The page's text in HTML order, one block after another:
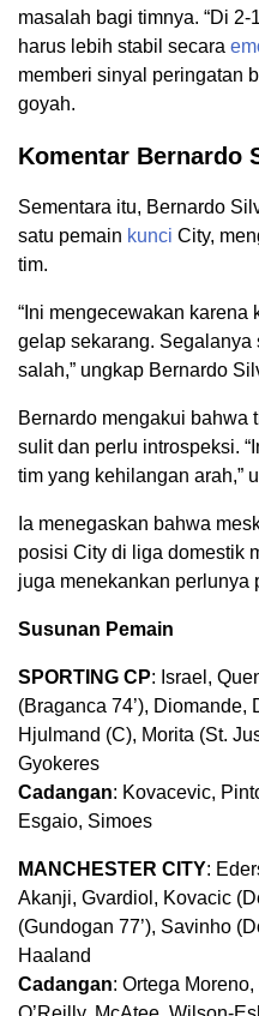
masalah bagi timnya. “Di
harus lebih stabil secara
memberi sinyal peringatan
goyah.
Komentar Bernardo
Sementara itu, Bernardo
satu pemain kunci City,
tim.
“Ini mengecewakan karena
gelap sekarang. Segalanya
salah,” ungkap Bernardo
Bernardo mengakui bahwa
sulit dan perlu introspeksi.
tim yang kehilangan arah,”
Ia menegaskan bahwa
posisi City di liga domestik
juga menekankan perlunya
Susunan Pemain
SPORTING CP: Israel,
(Braganca 74’), Diomande,
Hjulmand (C), Morita (St.
Gyokeres
Cadangan: Kovacevic,
Esgaio, Simoes
MANCHESTER CITY:
Akanji, Gvardiol, Kovacic
(Gundogan 77’), Savinho
Haaland
Cadangan: Ortega